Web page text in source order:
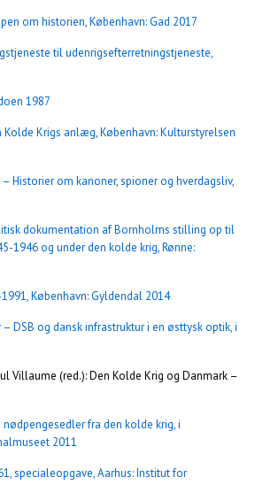
om historien, København: Gad 2017
til udenrigsefterretningstjeneste,
1987
Kolde Krigs anlæg, København: Kulturstyrelsen
Historier om kanoner, spioner og hverdagsliv,
dokumentation af Bornholms stilling op til
1946 og under den kolde krig, Rønne:
København: Gyldendal 2014
DSB og dansk infrastruktur i en østtysk optik, i
Villaume (red.): Den Kolde Krig og Danmark –
fra den kolde krig, i
2011
specialeopgave, Aarhus: Institut for